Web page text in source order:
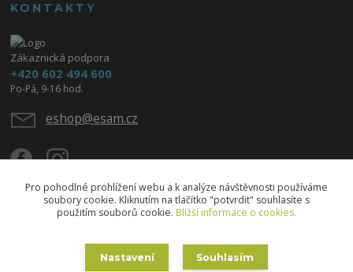
KONTAKTY
Zákaznická podpora
+420 602 494 600
Po-Pá, 9-16 hod.
eshop@esam.cz
Pro pohodlné prohlížení webu a k analýze návštěvnosti používáme
soubory cookie. Kliknutím na tlačítko "potvrdit" souhlasíte s
použitím souborů cookie. Bližší informace o cookies.
Nastavení Souhlasím